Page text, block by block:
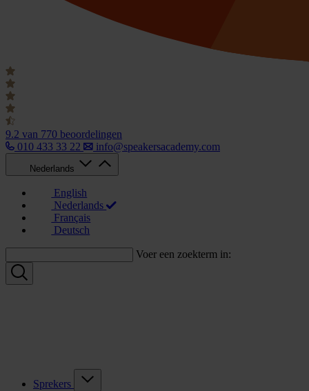
9.2 van 770 beoordelingen
010 433 33 22
info@speakersacademy.com
Nederlands
English
Nederlands
Français
Deutsch
Voer een zoekterm in:
Sprekers